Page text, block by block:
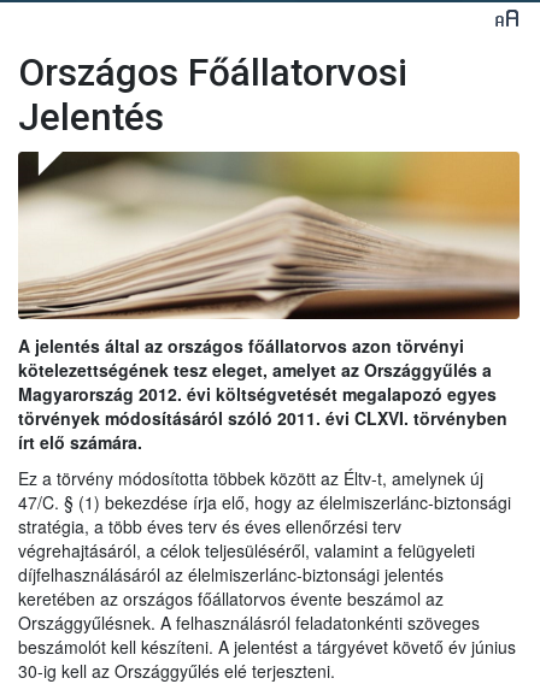
Országos Főállatorvosi
Jelentés
A jelentés által az országos főállatorvos azon törvényi
kötelezettségének tesz eleget, amelyet az Országgyűlés a
Magyarország 2012. évi költségvetését megalapozó egyes
törvények módosításáról szóló 2011. évi CLXVI. törvényben
írt elő számára.
Ez a törvény módosította többek között az Éltv-t, amelynek új
47/C. § (1) bekezdése írja elő, hogy az élelmiszerlánc-biztonsági
stratégia, a több éves terv és éves ellenőrzési terv
végrehajtásáról, a célok teljesüléséről, valamint a felügyeleti
díjfelhasználásáról az élelmiszerlánc-biztonsági jelentés
keretében az országos főállatorvos évente beszámol az
Országgyűlésnek. A felhasználásról feladatonkénti szöveges
beszámolót kell készíteni. A jelentést a tárgyévet követő év június
30-ig kell az Országgyűlés elé terjeszteni.